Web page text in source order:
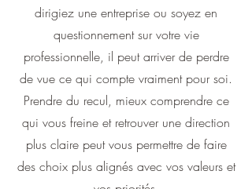
dirigiez une entreprise ou soyez en
questionnement sur votre vie
professionnelle, il peut arriver de perdre
de vue ce qui compte vraiment pour soi.
Prendre du recul, mieux comprendre ce
qui vous freine et retrouver une direction
plus claire peut vous permettre de faire
des choix plus alignés avec vos valeurs et